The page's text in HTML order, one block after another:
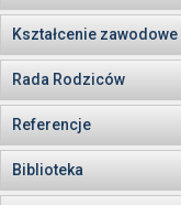
Kształcenie zawodowe
Rada Rodziców
Referencje
Biblioteka